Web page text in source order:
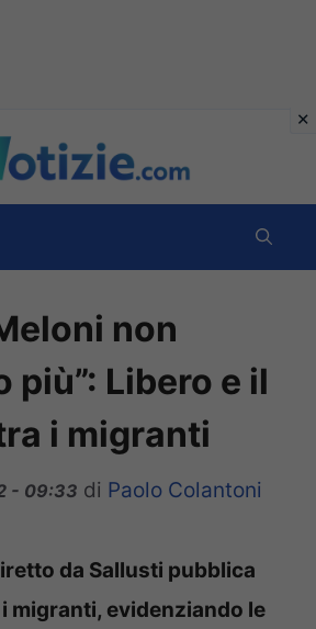
non
più”: Libero e il
i migranti
- 09:33 di Paolo Colantoni
da Sallusti pubblica
migranti, evidenziando le